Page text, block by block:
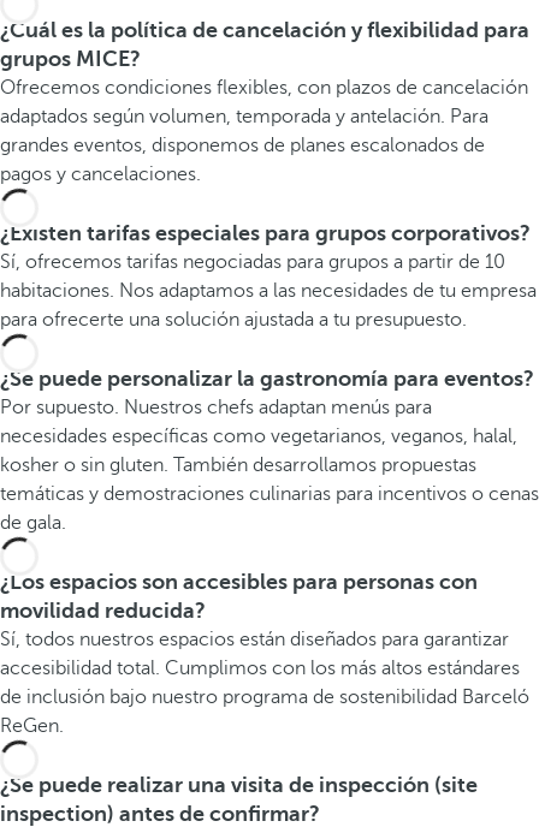
¿Cuál es la política de cancelación y flexibilidad para
grupos MICE?
Ofrecemos condiciones flexibles, con plazos de cancelación
adaptados según volumen, temporada y antelación. Para
grandes eventos, disponemos de planes escalonados de
pagos y cancelaciones.
¿Existen tarifas especiales para grupos corporativos?
Sí, ofrecemos tarifas negociadas para grupos a partir de 10
habitaciones. Nos adaptamos a las necesidades de tu empresa
para ofrecerte una solución ajustada a tu presupuesto.
¿Se puede personalizar la gastronomía para eventos?
Por supuesto. Nuestros chefs adaptan menús para
necesidades específicas como vegetarianos, veganos, halal,
kosher o sin gluten. También desarrollamos propuestas
temáticas y demostraciones culinarias para incentivos o cenas
de gala.
¿Los espacios son accesibles para personas con
movilidad reducida?
Sí, todos nuestros espacios están diseñados para garantizar
accesibilidad total. Cumplimos con los más altos estándares
de inclusión bajo nuestro programa de sostenibilidad Barceló
ReGen.
¿Se puede realizar una visita de inspección (site
inspection) antes de confirmar?